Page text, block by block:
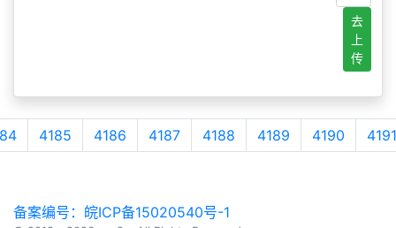
去
上
传
4185 4186 4187 4188 4189 4190 4191
备案编号：皖ICP备15020540号-1